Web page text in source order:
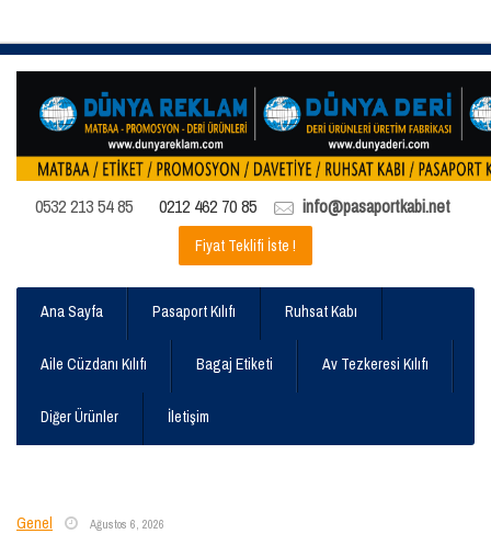
0532 213 54 85 0212 462 70 85 info@pasaportkabi.net
Fiyat Teklifi İste !
Ana Sayfa Pasaport Kılıfı Ruhsat Kabı
Aile Cüzdanı Kılıfı Bagaj Etiketi Av Tezkeresi Kılıfı
Diğer Ürünler İletişim
Genel Ağustos 6, 2026